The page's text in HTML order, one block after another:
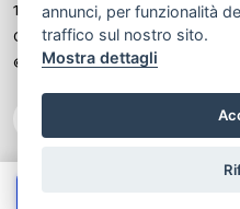
annunci, per funzionalità
traffico sul nostro sito.
Mostra dettagli
12489131008
Cod. Fisc. ed Iscr. al Registro
© Another site byGestionale auto